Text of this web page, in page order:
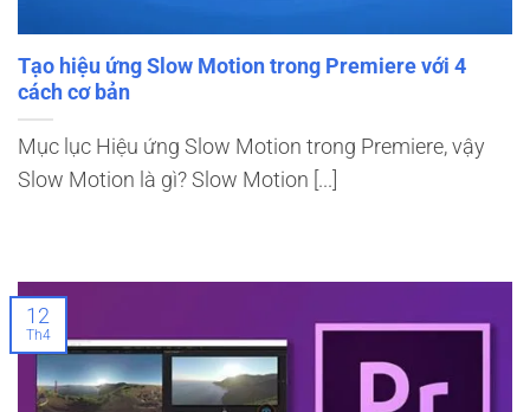
Tạo hiệu ứng Slow Motion trong Premiere với 4
cách cơ bản
Mục lục Hiệu ứng Slow Motion trong Premiere, vậy
Slow Motion là gì? Slow Motion [...]
12
Th4